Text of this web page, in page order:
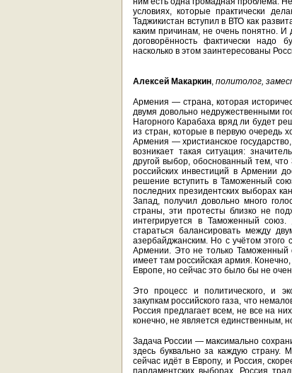
условиях, которые практически
Таджикистан вступил в ВТО как
каким причинам, не очень понятно. И
договорённость фактически надо
насколько в этом заинтересованы
Алексей Макаркин, политолог,
Армения — страна, которая
двумя довольно недружественными
Нагорного Карабаха вряд ли будет
из стран, которые в первую очередь
Армения — христианское
возникает такая ситуация:
другой выбор, обоснованный тем,
российских инвестиций в Армении
решение вступить в Таможенный
последних президентских выборах
Запад, получил довольно много
страны, эти протесты близко не
интегрируется в Таможенный
стараться балансировать между
азербайджанским. Но с учётом этого
Армении. Это не только Таможенный
имеет там российская армия.
Европе, но сейчас это было бы не
Это процесс и политического, и
закупкам российского газа, что
Россия предлагает всем, не все на
конечно, не является единственным,
Задача России — максимально
здесь буквально за каждую
сейчас идёт в Европу, и Россия,
парламентских выборах. Россия